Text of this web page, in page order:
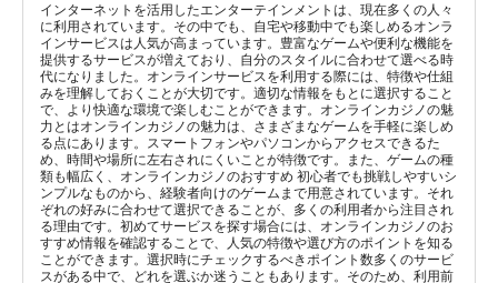
インターネットを活用したエンターテインメントは、現在多くの人々
に利用されています。その中でも、自宅や移動中でも楽しめるオンラ
インサービスは人気が高まっています。豊富なゲームや便利な機能を
提供するサービスが増えており、自分のスタイルに合わせて選べる時
代になりました。オンラインサービスを利用する際には、特徴や仕組
みを理解しておくことが大切です。適切な情報をもとに選択すること
で、より快適な環境で楽しむことができます。オンラインカジノの魅
力とはオンラインカジノの魅力は、さまざまなゲームを手軽に楽しめ
る点にあります。スマートフォンやパソコンからアクセスできるた
め、時間や場所に左右されにくいことが特徴です。また、ゲームの種
類も幅広く、オンラインカジノのおすすめ 初心者でも挑戦しやすいシ
ンプルなものから、経験者向けのゲームまで用意されています。それ
ぞれの好みに合わせて選択できることが、多くの利用者から注目され
る理由です。初めてサービスを探す場合には、オンラインカジノのお
すすめ情報を確認することで、人気の特徴や選び方のポイントを知る
ことができます。選択時にチェックするべきポイント数多くのサービ
スがある中で、どれを選ぶか迷うこともあります。そのため、利用前